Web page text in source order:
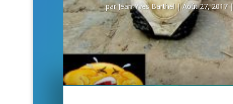
parJean-Yves Barthel|Août 27, 2017|